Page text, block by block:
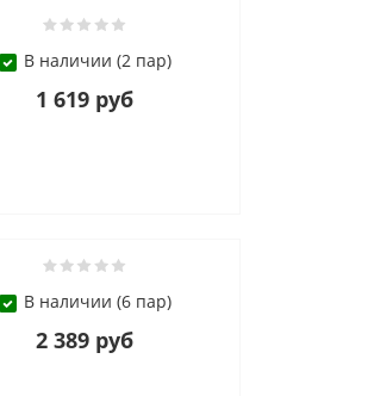
В наличии (2 пар)
1 619 руб
В наличии (6 пар)
2 389 руб